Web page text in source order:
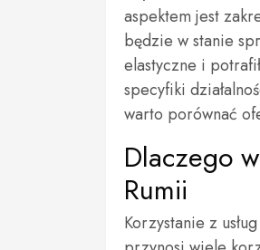
aspektem jest
będzie w stanie
elastyczne i
specyfiki
warto porównać
Dlaczego
Rumii
Korzystanie z